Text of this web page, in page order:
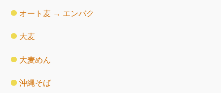
オート麦 → エンバク
大麦
大麦めん
沖縄そば